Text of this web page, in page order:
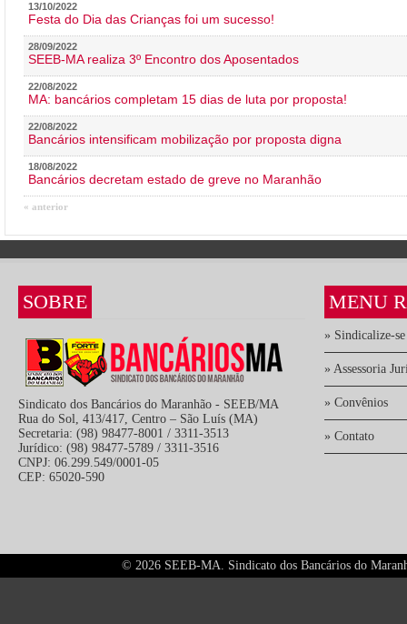
13/10/2022
Festa do Dia das Crianças foi um sucesso!
28/09/2022
SEEB-MA realiza 3º Encontro dos Aposentados
22/08/2022
MA: bancários completam 15 dias de luta por proposta!
22/08/2022
Bancários intensificam mobilização por proposta digna
18/08/2022
Bancários decretam estado de greve no Maranhão
« anterior
SOBRE
Sindicato dos Bancários do Maranhão - SEEB/MA
Rua do Sol, 413/417, Centro – São Luís (MA)
Secretaria: (98) 98477-8001 / 3311-3513
Jurídico: (98) 98477-5789 / 3311-3516
CNPJ: 06.299.549/0001-05
CEP: 65020-590
MENU
» Sindicalize-se
» Assessoria
» Convênios
» Contato
© 2026 SEEB-MA. Sindicato dos Bancários do